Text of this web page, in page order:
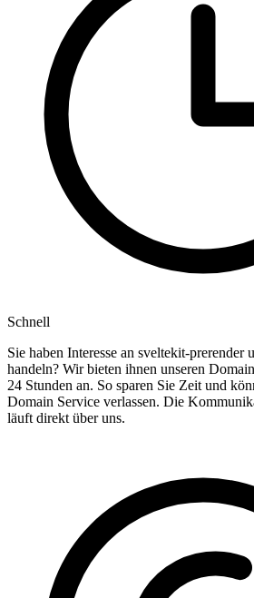
Schnell
Sie haben Interesse an sveltekit-prerender
handeln? Wir bieten ihnen unseren
24 Stunden an. So sparen Sie Zeit und
Domain Service verlassen. Die
läuft direkt über uns.